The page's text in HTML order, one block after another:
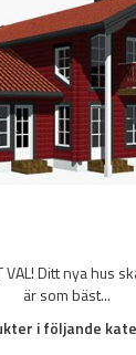
VAL! Ditt nya hus
är som bäst...
i följande